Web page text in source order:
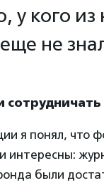
у кого из
не
я понял, что
интересны:
были